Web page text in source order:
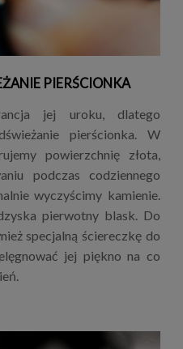
PIERŚCIONKA
jej uroku, dlatego
pierścionka. W
powierzchnię złota,
podczas codziennego
wyczyścimy kamienie.
pierwotny blask. Do
specjalną ściereczkę do
jej piękno na co